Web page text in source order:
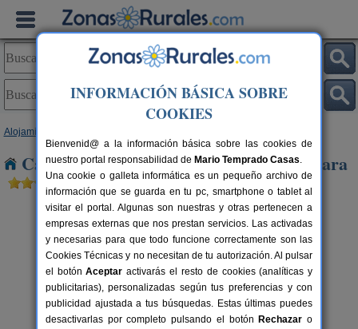
Alojamientos
Casas Rurales cerca de El Pont de Vilmara
10-19+5 pers.
desde33 €
Cal Ponç de Belians
Vallcebre (Barcelona)
INFORMACIÓN BÁSICA SOBRE
COOKIES
Bienvenid@ a la información básica sobre las cookies de
nuestro portal responsabilidad de Mario Temprado Casas.
Una cookie o galleta informática es un pequeño archivo de
información que se guarda en tu pc, smartphone o tablet al
visitar el portal. Algunas son nuestras y otras pertenecen a
empresas externas que nos prestan servicios. Las activadas
y necesarias para que todo funcione correctamente son las
Cookies Técnicas y no necesitan de tu autorización. Al pulsar
el botónAceptar activarás el resto de cookies (analíticas y
publicitarias), personalizadas según tus preferencias y con
publicidad ajustada a tus búsquedas. Estas últimas puedes
desactivarlas por completo pulsando el botón Rechazar o